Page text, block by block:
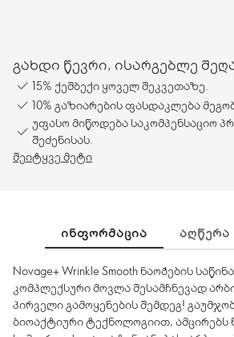
გახდი წევრი, ისარგებლე
15% ქეშბექი ყოველ შეკვეთაზე.
10% გაზიარების ფასდაკლება
უფასო მიწოდება საკომპენსაციო
შეძენისას.
შეიტყვე მეტი
ᲘᲜᲤᲝᲠᲛᲐᲪᲘᲐ ᲐᲦᲬᲔᲠᲐ
Novage+ Wrinkle Smooth ნაოჭების
კომპლექსური მოვლა შესამჩნევად
პირველი გამოყენების შემდეგ!
ბიოაქტიური ტექნოლოგიით, ამცირებს